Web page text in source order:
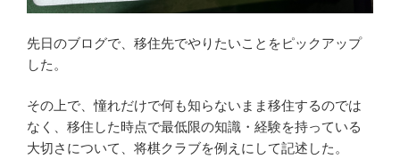
先日のブログで、移住先でやりたいことをピックアップ
した。
その上で、憧れだけで何も知らないまま移住するのでは
なく、移住した時点で最低限の知識・経験を持っている
大切さについて、将棋クラブを例えにして記述した。